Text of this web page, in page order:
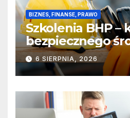
BIZNES, FINANSE, PRAWO
Szkolenia BHP –
bezpiecznego
pracy
6 SIERPNIA, 2026